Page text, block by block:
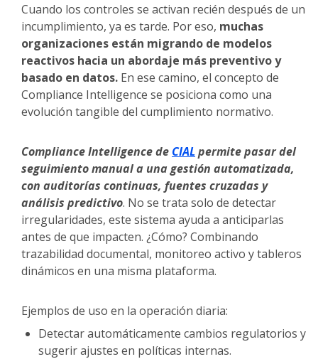
Cuando los controles se activan recién después de un
incumplimiento, ya es tarde. Por eso, muchas
organizaciones están migrando de modelos
reactivos hacia un abordaje más preventivo y
basado en datos. En ese camino, el concepto de
Compliance Intelligence se posiciona como una
evolución tangible del cumplimiento normativo.
Compliance Intelligence de CIALpermite pasar del
seguimiento manual a una gestión automatizada,
con auditorías continuas, fuentes cruzadas y
análisis predictivo. No se trata solo de detectar
irregularidades, este sistema ayuda a anticiparlas
antes de que impacten. ¿Cómo? Combinando
trazabilidad documental, monitoreo activo y tableros
dinámicos en una misma plataforma.
Ejemplos de uso en la operación diaria:
Detectar automáticamente cambios regulatorios y
sugerir ajustes en políticas internas.